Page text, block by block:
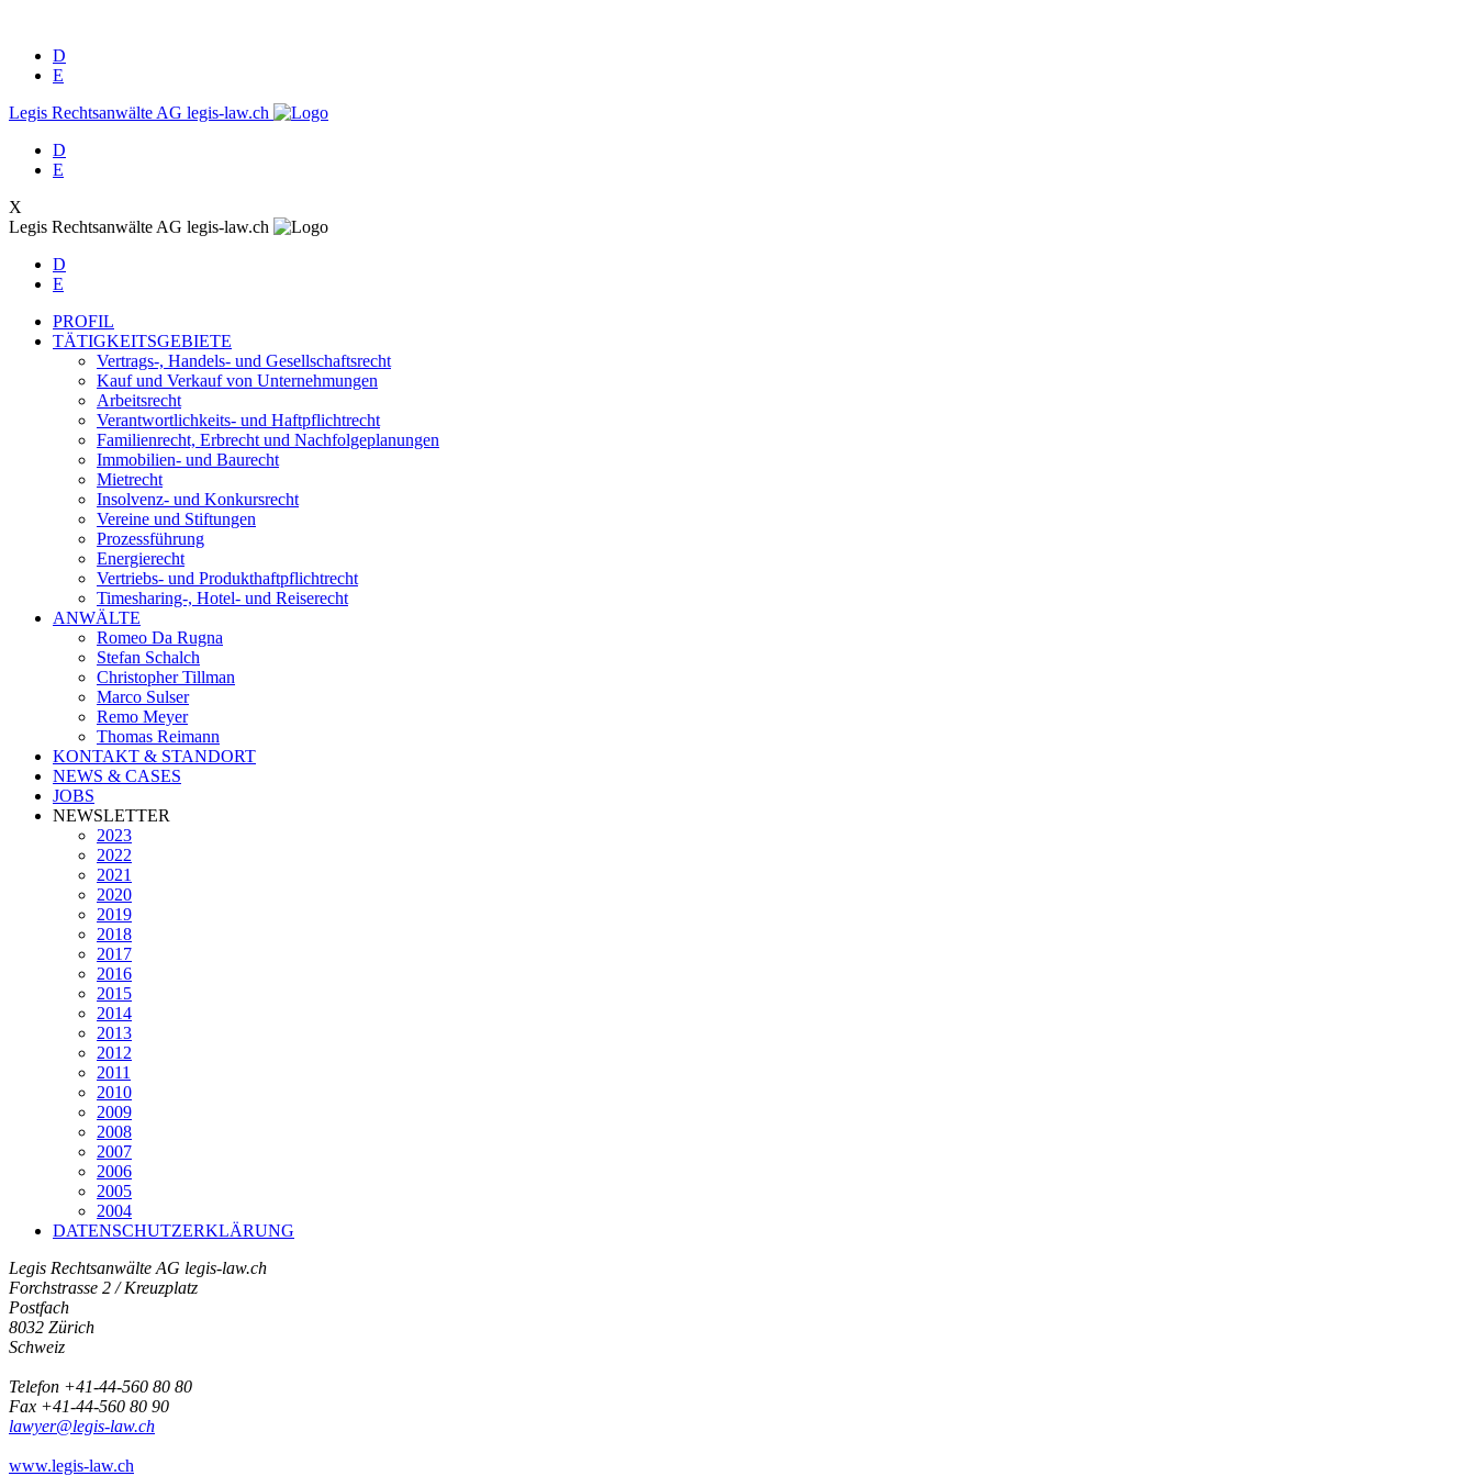
D
E
Legis Rechtsanwälte AG legis-law.ch
D
E
X
Legis Rechtsanwälte AG legis-law.ch
D
E
PROFIL
TÄTIGKEITSGEBIETE
Vertrags-, Handels- und Gesellschaftsrecht
Kauf und Verkauf von Unternehmungen
Arbeitsrecht
Verantwortlichkeits- und Haftpflichtrecht
Familienrecht, Erbrecht und Nachfolgeplanungen
Immobilien- und Baurecht
Mietrecht
Insolvenz- und Konkursrecht
Vereine und Stiftungen
Prozessführung
Energierecht
Vertriebs- und Produkthaftpflichtrecht
Timesharing-, Hotel- und Reiserecht
ANWÄLTE
Romeo Da Rugna
Stefan Schalch
Christopher Tillman
Marco Sulser
Remo Meyer
Thomas Reimann
KONTAKT & STANDORT
NEWS & CASES
JOBS
NEWSLETTER
2023
2022
2021
2020
2019
2018
2017
2016
2015
2014
2013
2012
2011
2010
2009
2008
2007
2006
2005
2004
DATENSCHUTZERKLÄRUNG
Legis Rechtsanwälte AG legis-law.ch
Forchstrasse 2 / Kreuzplatz
Postfach
8032 Zürich
Schweiz
Telefon +41-44-560 80 80
Fax +41-44-560 80 90
lawyer@legis-law.ch
www.legis-law.ch